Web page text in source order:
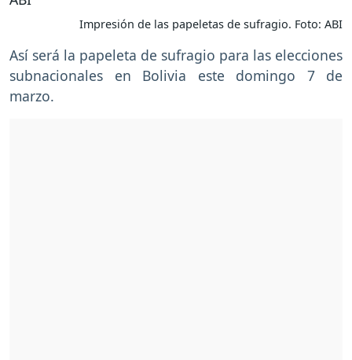
Impresión de las papeletas de sufragio. Foto: ABI
Así será la papeleta de sufragio para las elecciones
subnacionales en Bolivia este domingo 7 de
marzo.